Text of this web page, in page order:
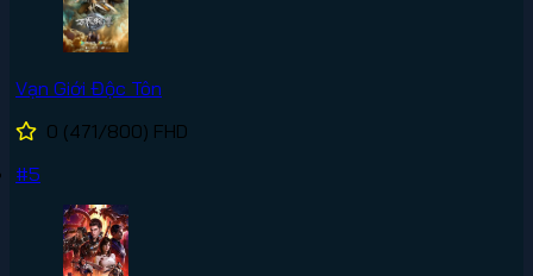
Vạn Giới Độc Tôn
0 (471/800) FHD
#5